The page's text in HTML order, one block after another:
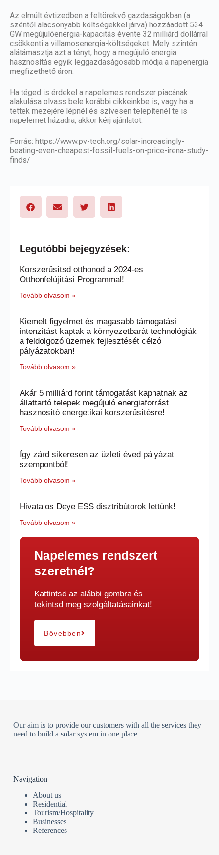
Az elmúlt évtizedben a feltörekvő gazdaságokban (a
széntől alacsonyabb költségekkel járva) hozzáadott 534
GW megújulóenergia-kapacitás évente 32 milliárd dollárral
csökkenti a villamosenergia-költségeket. Mely szintén
alátámasztja azt a tényt, hogy a megújuló energia
hasznosítás egyik leggazdaságosabb módja a napenergia
megfizethető áron.
Ha téged is érdekel a napelemes rendszer piacának
alakulása olvass bele korábbi cikkeinkbe is, vagy ha a
tettek mezejére lépnél és szívesen telepítenél te is
napelemet házadra, akkor kérj ajánlatot.
Forrás: https://www.pv-tech.org/solar-increasingly-
beating-even-cheapest-fossil-fuels-on-price-irena-study-
finds/
Legutóbbi bejegyzések:
Korszerűsítsd otthonod a 2024-es
Otthonfelújítási Programmal!
Tovább olvasom »
Kiemelt figyelmet és magasabb támogatási
intenzitást kaptak a környezetbarát technológiák
a feldolgozó üzemek fejlesztését célzó
pályázatokban!
Tovább olvasom »
Akár 5 milliárd forint támogatást kaphatnak az
állattartó telepek megújuló energiaforrást
hasznosító energetikai korszerűsítésre!
Tovább olvasom »
Így zárd sikeresen az üzleti éved pályázati
szempontból!
Tovább olvasom »
Hivatalos Deye ESS disztribútorok lettünk!
Tovább olvasom »
Napelemes rendszert
szeretnél?
Kattintsd az alábbi gombra és
tekintsd meg szolgáltatásainkat!
Bővebben
Our aim is to provide our customers with all the services they
need to build a solar system in one place.
Navigation
About us
Residential
Tourism/Hospitality
Businesses
References